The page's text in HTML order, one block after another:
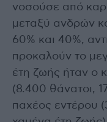
νοσούσε από
μεταξύ ανδρών
60% και 40%,
προκαλούν το
έτη ζωής ήταν ο
(8.400 θάνατοι,
παχέος εντέρου